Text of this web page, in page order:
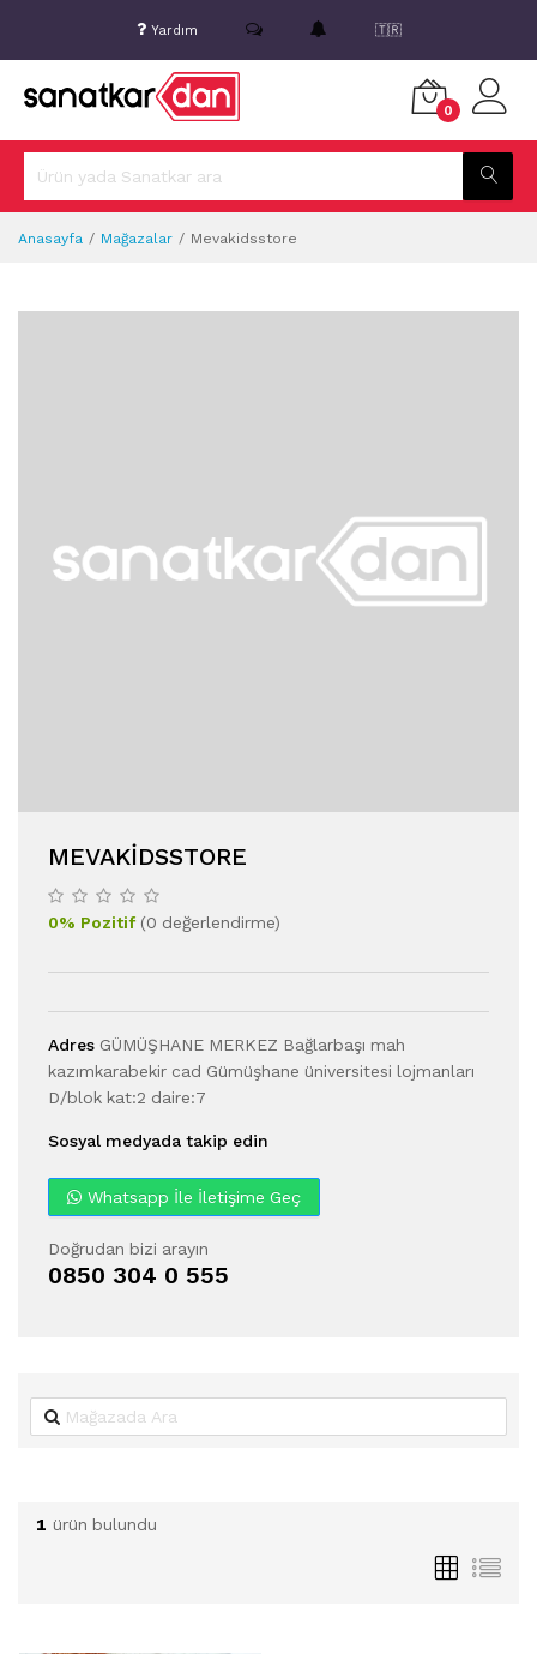
Yardım 🇹🇷
0
Anasayfa Mağazalar Mevakidsstore
MEVAKIDSSTORE
0% Pozitif(0 değerlendirme)
Adres GÜMÜŞHANE MERKEZ Bağlarbaşı mah
kazımkarabekir cad Gümüşhane üniversitesi lojmanları
D/blok kat:2 daire:7
Sosyal medyada takip edin
Whatsapp İle İletişime Geç
Doğrudan bizi arayın
0850 304 0 555
1 ürün bulundu